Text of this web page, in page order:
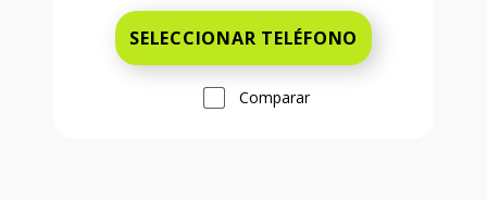
SELECCIONAR TELÉFONO
Comparar